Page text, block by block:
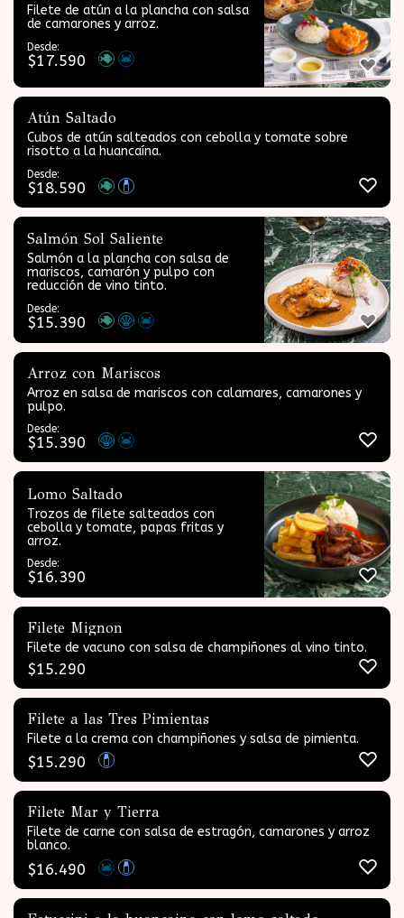
Filete de atún a la plancha con salsa
de camarones y arroz.
Desde:
$17.590
Atún Saltado
Cubos de atún salteados con cebolla y tomate sobre
risotto a la huancaína.
Desde:
$18.590
Salmón Sol Saliente
Salmón a la plancha con salsa de
mariscos, camarón y pulpo con
reducción de vino tinto.
Desde:
$15.390
Arroz con Mariscos
Arroz en salsa de mariscos con calamares, camarones y
pulpo.
Desde:
$15.390
Lomo Saltado
Trozos de filete salteados con
cebolla y tomate, papas fritas y
arroz.
Desde:
$16.390
Filete Mignon
Filete de vacuno con salsa de champiñones al vino tinto.
$15.290
Filete a las Tres Pimientas
Filete a la crema con champiñones y salsa de pimienta.
$15.290
Filete Mar y Tierra
Filete de carne con salsa de estragón, camarones y arroz
blanco.
$16.490